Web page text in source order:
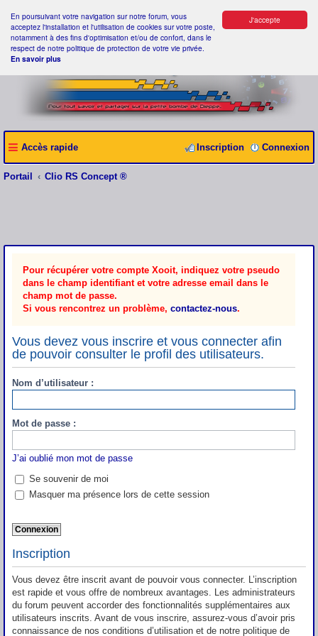
J'accepte
En poursuivant votre navigation sur notre forum, vous
acceptez l'installation et l'utilisation de cookies sur votre poste,
notamment à des fins d'optimisation et/ou de confort, dans le
respect de notre politique de protection de votre vie privée.
En savoir plus
Accès rapide Connexion
Inscription
Portail Clio RS Concept ®
Pour récupérer votre compte Xooit, indiquez votre pseudo
dans le champ identifiant et votre adresse email dans le
champ mot de passe.
Si vous rencontrez un problème, contactez-nous.
Vous devez vous inscrire et vous connecter afin
de pouvoir consulter le profil des utilisateurs.
Nom d’utilisateur :
Mot de passe :
J’ai oublié mon mot de passe
Se souvenir de moi
Masquer ma présence lors de cette session
Inscription
Vous devez être inscrit avant de pouvoir vous connecter. L’inscription
est rapide et vous offre de nombreux avantages. Les administrateurs
du forum peuvent accorder des fonctionnalités supplémentaires aux
utilisateurs inscrits. Avant de vous inscrire, assurez-vous d’avoir pris
connaissance de nos conditions d’utilisation et de notre politique de